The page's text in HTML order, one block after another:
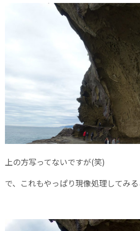
上の方写ってないですが(笑)
で、これもやっぱり現像処理してみる